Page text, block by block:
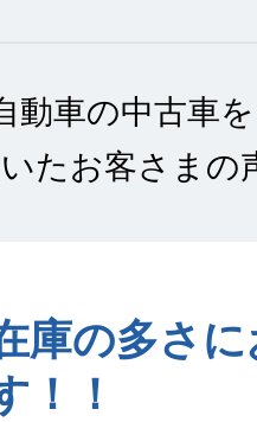
動車の中古車
たお客さまの
庫の多さ
！！